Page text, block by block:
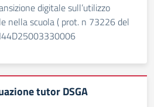
digitale sull’utilizzo
nella scuola ( prot. n 73226 del
tutor DSGA